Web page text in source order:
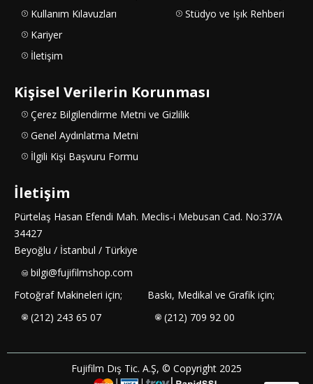
Kullanım Kılavuzları
Kariyer
İletişim
Stüdyo ve Işık Rehberi
Kişisel Verilerin Korunması
Çerez Bilgilendirme Metni ve Gizlilik
Genel Aydınlatma Metni
İlgili Kişi Başvuru Formu
İletişim
Pürtelaş Hasan Efendi Mah. Meclis-i Mebusan Cad. No:37/A
34427
Beyoğlu / İstanbul / Türkiye
bilgi@fujifilmshop.com
Fotoğraf Makineleri için;
(212) 243 65 07
Baskı, Medikal ve Grafik için;
(212) 709 92 00
Fujifilm Dış Tic. A.Ş, © Copyright 2025